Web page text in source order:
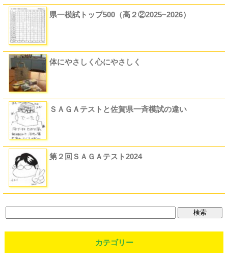
県一模試トップ500（高２②2025~2026）
体にやさしく心にやさしく
ＳＡＧＡテストと佐賀県一斉模試の違い
第２回ＳＡＧＡテスト2024
カテゴリー